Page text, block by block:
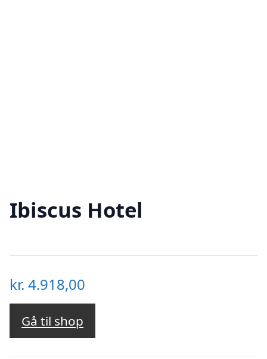
Ibiscus Hotel
kr. 4.918,00
Gå til shop